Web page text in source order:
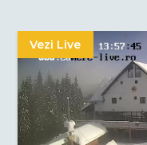
Vezi Live